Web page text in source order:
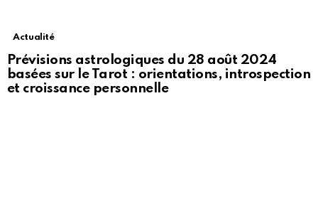
Actualité
Prévisions astrologiques du 28 août 2024
basées sur le Tarot : orientations, introspection
et croissance personnelle